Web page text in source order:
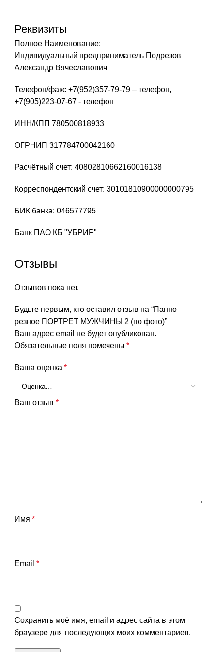
Реквизиты
Полное Наименование:
Индивидуальный предприниматель Подрезов
Александр Вячеславович
Телефон/факс +7(952)357-79-79 – телефон,
+7(905)223-07-67 - телефон
ИНН/КПП 780500818933
ОГРНИП 317784700042160
Расчётный счет: 40802810662160016138
Корреспондентский счет: 30101810900000000795
БИК банка: 046577795
Банк ПАО КБ "УБРИР"
Отзывы
Отзывов пока нет.
Будьте первым, кто оставил отзыв на “Панно
резное ПОРТРЕТ МУЖЧИНЫ 2 (по фото)”
Ваш адрес email не будет опубликован.
Обязательные поля помечены *
Ваша оценка *
Ваш отзыв *
Имя *
Email *
Сохранить моё имя, email и адрес сайта в этом
браузере для последующих моих комментариев.